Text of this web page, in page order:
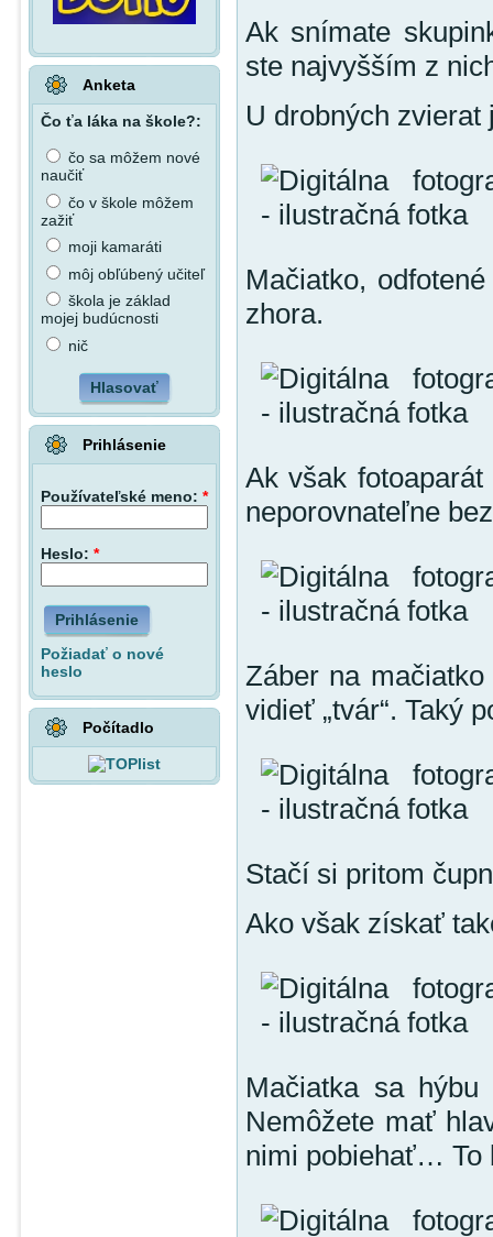
Anketa
Čo ťa láka na škole?:
čo sa môžem nové
naučiť
čo v škole môžem
zažiť
moji kamaráti
môj obľúbený učiteľ
škola je základ
mojej budúcnosti
nič
Hlasovať
Prihlásenie
Používateľské meno: *
Heslo: *
Prihlásenie
Požiadať o nové
heslo
Počítadlo
Ak snímate
ste najvyšším z
U drobných
Mačiatko,
zhora.
Ak však
neporovnateľne
Záber na
vidieť „tvár“. Taký
Stačí si pritom
Ako však získať
Mačiatka sa
Nemôžete mať
nimi pobiehať… To